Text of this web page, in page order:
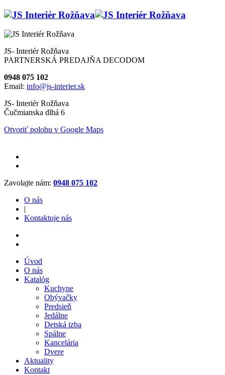
JS- Interiér Rožňava
PARTNERSKÁ PREDAJŇA DECODOM
0948 075 102
Email: info@js-interier.sk
JS- Interiér Rožňava
Čučmianska dlhá 6
Otvoriť polohu v Google Maps
Zavolajte nám: 0948 075 102
O nás
|
Kontaktuje nás
Úvod
O nás
Katalóg
Kuchyne
Obývačky
Predsieň
Jedálne
Detská izba
Spálne
Kancelária
Dvere
Aktuality
Kontakt